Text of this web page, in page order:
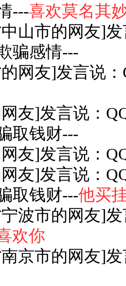
---喜欢莫名其
山市的网友]
骗感情---
网友]发言说
友]发言说：
取钱财---
友]发言说：
友]发言说：
取钱财---他买
波市的网友]
欢你
京市的网友]